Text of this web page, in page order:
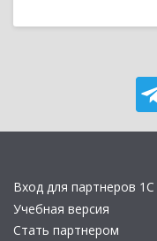
Вход для партнеров 1С
Учебная версия
Стать партнером